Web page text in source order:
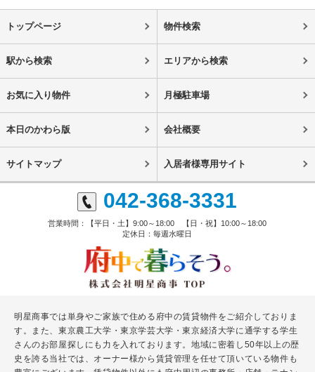
トップページ 物件検索
駅から検索 エリアから検索
お気に入り物件 月極駐車場
本日のかわら版 会社概要
サイトマップ 入居者様専用サイト
042-368-3331
営業時間：【平日・土】9:00～18:00 【日・祝】10:00～18:00
定休日：毎週水曜日
明星商事では単身やご家族で住める府中の賃貸物件をご紹介しておりま
す。また、東京農工大学・東京学芸大学・東京経済大学に通学する学生
さんのお部屋探しにも力を入れております。地域に密着し50年以上の歴
史を誇る当社では、オーナー様から賃貸管理を任せて頂いている物件も